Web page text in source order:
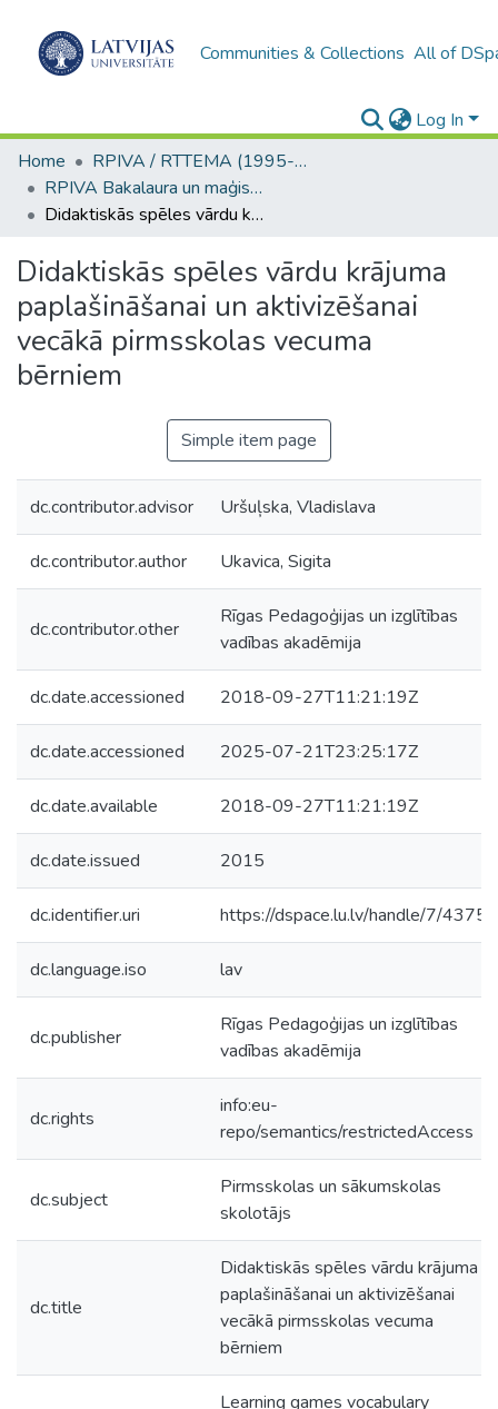
Communities & Collections All of
Log In
Home
RPIVA / RTTEMA (1995-2016)
RPIVA Bakalaura un maģistra darbi / RTTEMA Bachelor's and Master's theses (1995-2017)
Didaktiskās spēles vārdu krājuma paplašināšanai un aktivizēšanai vecākā pirmsskolas vecuma bērniem
Didaktiskās spēles vārdu krājuma
paplašināšanai un aktivizēšanai
vecākā pirmsskolas vecuma
bērniem
Simple item page
dc.contributor.advisor Uršuļska, Vladislava
dc.contributor.author Ukavica, Sigita
dc.contributor.other
Rīgas Pedagoģijas un izglītības
vadības akadēmija
dc.date.accessioned 2018-09-27T11:21:19Z
dc.date.accessioned 2025-07-21T23:25:17Z
dc.date.available 2018-09-27T11:21:19Z
dc.date.issued 2015
dc.identifier.uri https://dspace.lu.lv/handle/7/43756
dc.language.iso lav
dc.publisher
Rīgas Pedagoģijas un izglītības
vadības akadēmija
dc.rights
info:eu-
repo/semantics/restrictedAccess
dc.subject
Pirmsskolas un sākumskolas
skolotājs
dc.title
Didaktiskās spēles vārdu krājuma
paplašināšanai un aktivizēšanai
vecākā pirmsskolas vecuma
bērniem
Learning games vocabulary